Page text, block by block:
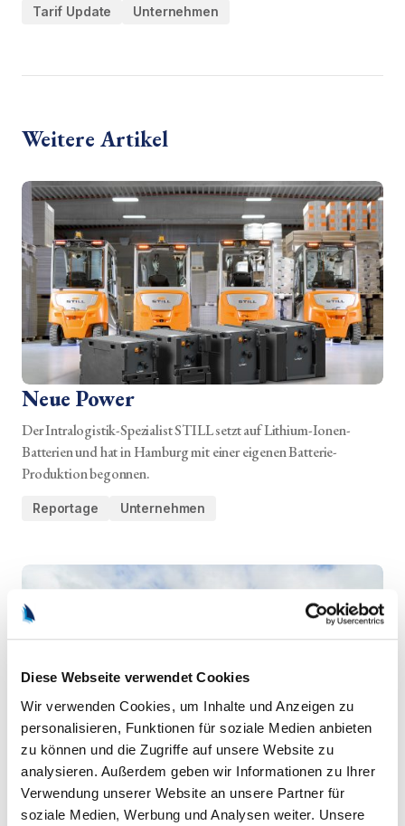
Diese Webseite verwendet Cookies
Wir verwenden Cookies, um Inhalte und Anzeigen zu
personalisieren, Funktionen für soziale Medien anbieten
zu können und die Zugriffe auf unsere Website zu
analysieren. Außerdem geben wir Informationen zu Ihrer
Verwendung unserer Website an unsere Partner für
soziale Medien, Werbung und Analysen weiter. Unsere
Tarif Update Unternehmen
Weitere Artikel
Neue Power
Der Intralogistik-Spezialist STILL setzt auf Lithium-Ionen-
Batterien und hat in Hamburg mit einer eigenen Batterie-
Produktion begonnen.
Reportage Unternehmen
Radlader – Made in Northern
Germany